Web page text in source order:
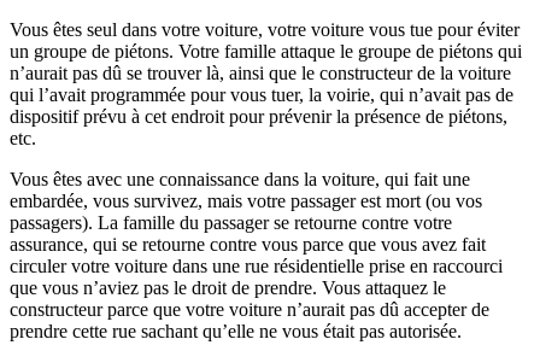
Vous êtes seul dans votre voiture, votre voiture vous tue pour éviter
un groupe de piétons. Votre famille attaque le groupe de piétons qui
n’aurait pas dû se trouver là, ainsi que le constructeur de la voiture
qui l’avait programmée pour vous tuer, la voirie, qui n’avait pas de
dispositif prévu à cet endroit pour prévenir la présence de piétons,
etc.
Vous êtes avec une connaissance dans la voiture, qui fait une
embardée, vous survivez, mais votre passager est mort (ou vos
passagers). La famille du passager se retourne contre votre
assurance, qui se retourne contre vous parce que vous avez fait
circuler votre voiture dans une rue résidentielle prise en raccourci
que vous n’aviez pas le droit de prendre. Vous attaquez le
constructeur parce que votre voiture n’aurait pas dû accepter de
prendre cette rue sachant qu’elle ne vous était pas autorisée.